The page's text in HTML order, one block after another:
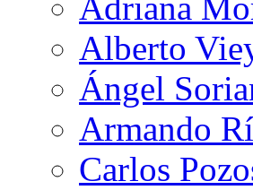
Alberto
Ángel
Armando
Carlos